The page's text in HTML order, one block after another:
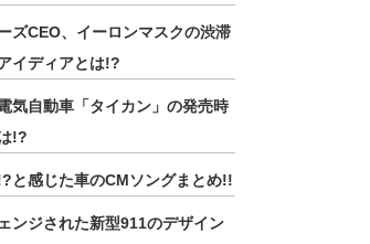
ズCEO、イーロンマスクの渋滞
イディアとは!?
気自動車「タイカン」の発売時
!?
と感じた車のCMソングまとめ!!
ンジされた新型911のデザイン